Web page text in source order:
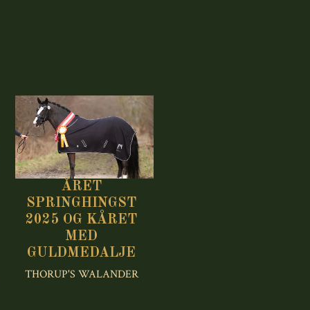
ÅRET
SPRINGHINGST
2025 OG KÅRET
MED
GULDMEDALJE
THORUP'S WALANDER